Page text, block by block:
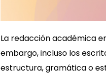
La redacción académica
embargo, incluso los
estructura, gramática o